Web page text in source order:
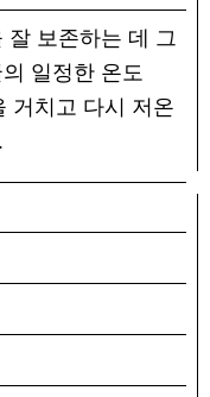
잘 보존하는 데 그
일정한 온도
거치고 다시 저온
.